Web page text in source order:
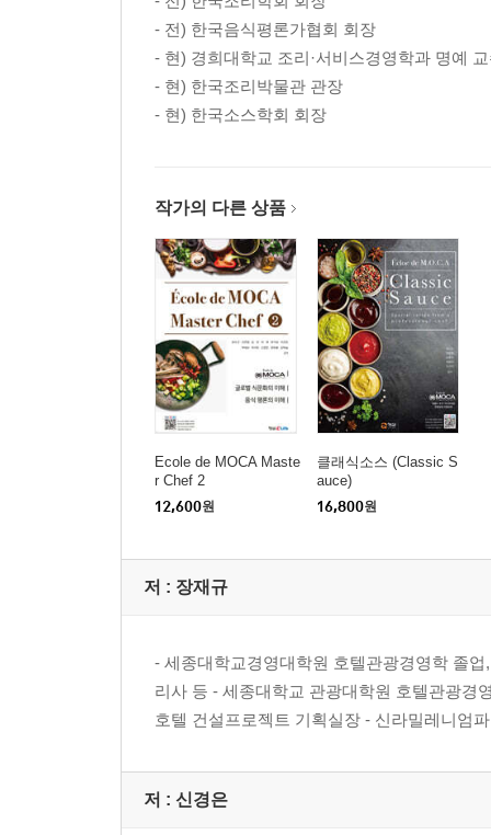
11강 외식 프랜차이즈 창업 255
- 전) 한국음식평론가협회 회장
- 현) 경희대학교 조리·서비스경영학과 명예
- 현) 한국조리박물관 관장
- 현) 한국소스학회 회장
작가의 다른 상품
Ecole de MOCA Maste
r Chef 2
12,600원
클래식소스 (Classic S
auce)
16,800원
저 : 장재규
- 세종대학교경영대학원 호텔관광경영학 졸
리사 등 - 세종대학교 관광대학원 호텔관광경
호텔 건설프로젝트 기획실장 - 신라밀레니엄
저 : 신경은